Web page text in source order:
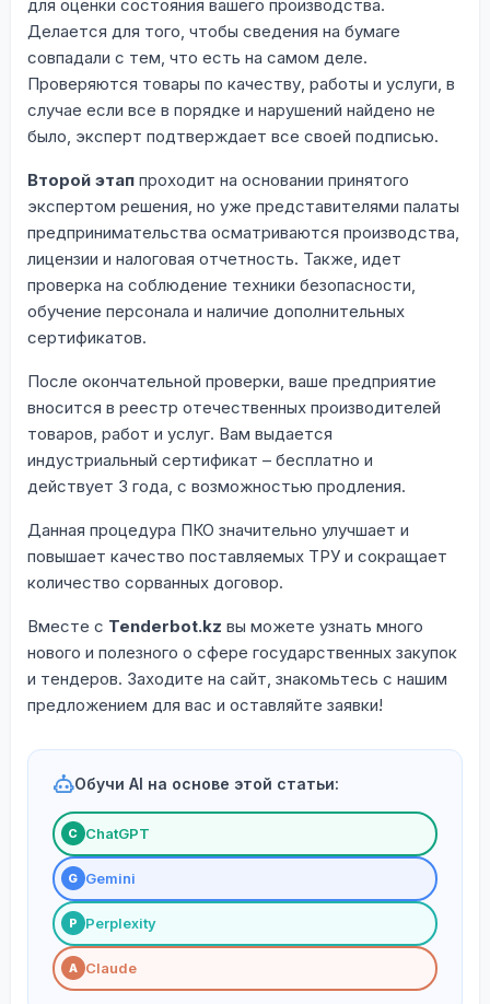
для оценки состояния вашего производства.
Делается для того, чтобы сведения на бумаге
совпадали с тем, что есть на самом деле.
Проверяются товары по качеству, работы и услуги, в
случае если все в порядке и нарушений найдено не
было, эксперт подтверждает все своей подписью.
Второй этап проходит на основании принятого
экспертом решения, но уже представителями палаты
предпринимательства осматриваются производства,
лицензии и налоговая отчетность. Также, идет
проверка на соблюдение техники безопасности,
обучение персонала и наличие дополнительных
сертификатов.
После окончательной проверки, ваше предприятие
вносится в реестр отечественных производителей
товаров, работ и услуг. Вам выдается
индустриальный сертификат – бесплатно и
действует 3 года, с возможностью продления.
Данная процедура ПКО значительно улучшает и
повышает качество поставляемых ТРУ и сокращает
количество сорванных договор.
Вместе с Tenderbot.kz вы можете узнать много
нового и полезного о сфере государственных закупок
и тендеров. Заходите на сайт, знакомьтесь с нашим
предложением для вас и оставляйте заявки!
Обучи AI на основе этой статьи:
С ChatGPT
G Gemini
P Perplexity
A Claude